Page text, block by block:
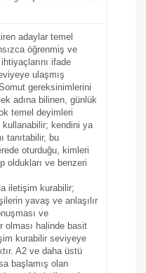
adaylar temel
öğrenmiş ve
ifade
ulaşmış
gereksinimlerini
adına bilinen, günlük
temel deyimleri
kendini ya
tanıtabilir, bu
oturduğu, kimleri
oldukları ve benzeri
iletişim kurabilir;
yavaş ve anlaşılır
ve
olması halinde basit
kurabilir seviyeye
A2 ve daha üstü
başlamış olan